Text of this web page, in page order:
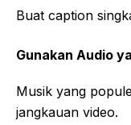
Buat caption
Gunakan Audio
Musik yang
jangkauan video.